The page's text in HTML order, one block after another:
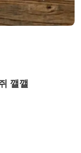
깰깰